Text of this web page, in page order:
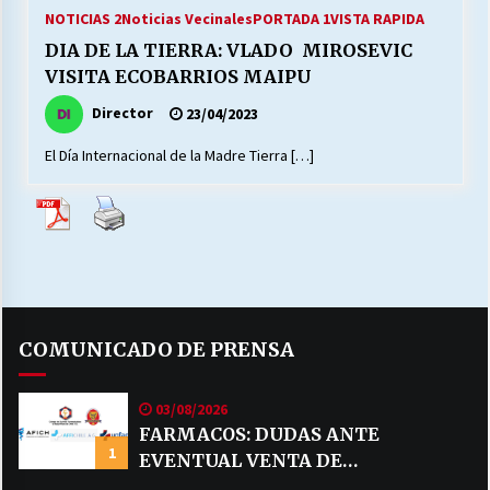
MUNICIPALIDAD, TRABAJADORES, CLIMA
LABORAL:
13/07/2026
Escuela hospitalaria El Carmen de Maipu.
VOLVER A SER ALTERNATIVA
MUNICIPALIDADES, HONORARIOS, DESPIDOS
NOTICIAS 2Noticias VecinalesPORTADA 1VISTA RAPIDA
DIA DE LA TIERRA: VLADO MIROSEVIC
VISITA ECOBARRIOS MAIPU
Director 23/04/2023
El Día Internacional de la Madre Tierra […]
COMUNICADO DE PRENSA
1
03/08/2026
FARMACOS: DUDAS ANTE
EVENTUAL VENTA DE